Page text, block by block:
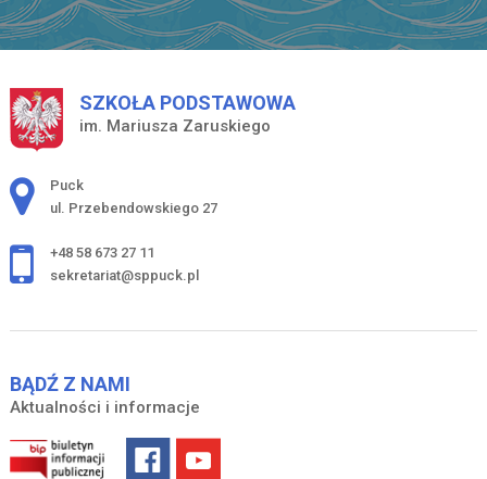
SZKOŁA PODSTAWOWA
im. Mariusza Zaruskiego
Adres pocztowy:
Puck
ul. Przebendowskiego 27
+48 58 673 27 11
sekretariat@sppuck.pl
BĄDŹ Z NAMI
Aktualności i informacje